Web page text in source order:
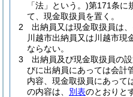
「法」という。)第171条に
て、現金取扱員を置く。
2
出納員又は現金取扱員は
川越市出納員又は川越市現
ならない。
3
出納員及び現金取扱員の
びに出納員にあっては会計
内容、現金取扱員にあって
の内容は、 別表のとおりと